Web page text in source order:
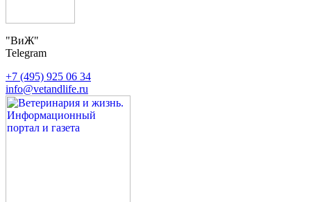
"ВиЖ"
Telegram
+7 (495) 925 06 34
info@vetandlife.ru